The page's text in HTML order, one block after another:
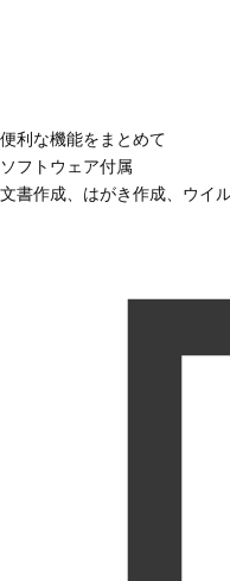
便利な機能をまとめて
ソフトウェア付属
文書作成、はがき作成、ウイ